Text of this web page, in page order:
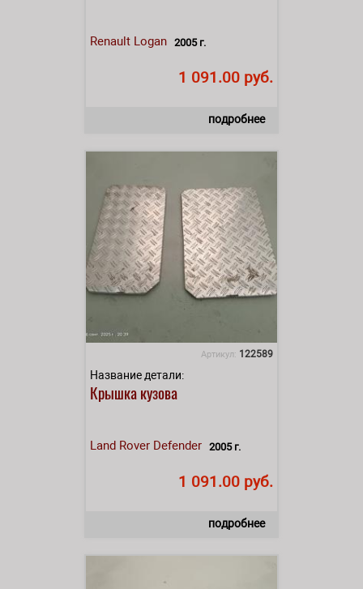
Renault Logan 2005 г.
1 091.00 руб.
подробнее
Артикул: 122589
Название детали:
Крышка кузова
Land Rover Defender 2005 г.
1 091.00 руб.
подробнее